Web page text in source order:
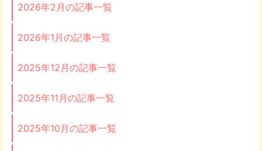
2026年2月の記事一覧
2026年1月の記事一覧
2025年12月の記事一覧
2025年11月の記事一覧
2025年10月の記事一覧